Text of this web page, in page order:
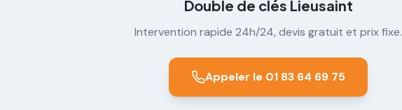
Double de clés Lieusaint
Intervention rapide 24h/24, devis gratuit et prix fixe.
Appeler le 01 83 64 69 75